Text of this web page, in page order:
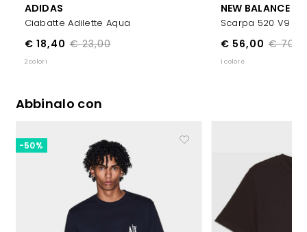
ADIDAS
Ciabatte Adilette Aqua
€ 23,00
€ 18,40
2 colori
NEW BALANCE
Scarpa 520 V9
€
€ 56,00
1 colore
Abbinalo con
-50%